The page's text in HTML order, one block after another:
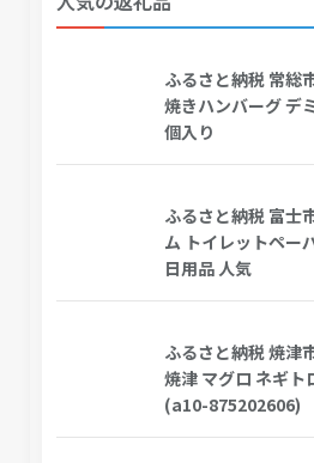
ふるさと納税 常総
焼きハンバーグ デ
個入り
ふるさと納税 富士
ム トイレットペー
日用品 人気
ふるさと納税 焼津
焼津 マグロ ネギト
(a10-875202606)